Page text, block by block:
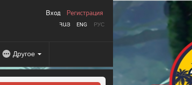
ՀԱՅ ENG РУС
Вход Регистрация
Другое